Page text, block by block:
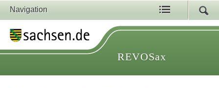
Navigation
REVOSax